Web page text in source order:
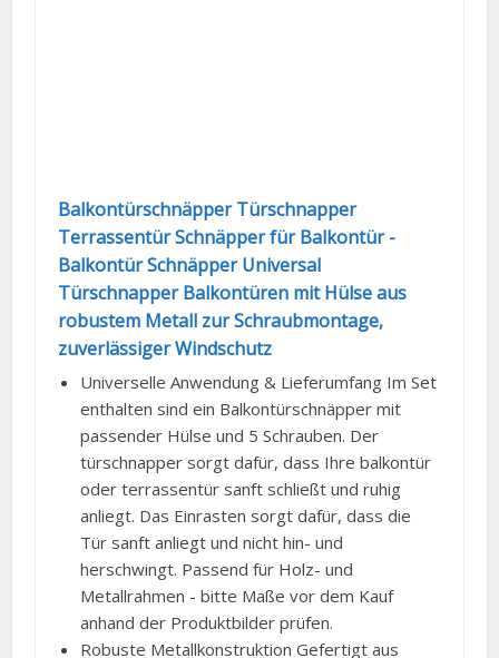
Balkontürschnäpper Türschnapper
Terrassentür Schnäpper für Balkontür -
Balkontür Schnäpper Universal
Türschnapper Balkontüren mit Hülse aus
robustem Metall zur Schraubmontage,
zuverlässiger Windschutz
Universelle Anwendung & Lieferumfang Im Set
enthalten sind ein Balkontürschnäpper mit
passender Hülse und 5 Schrauben. Der
türschnapper sorgt dafür, dass Ihre balkontür
oder terrassentür sanft schließt und ruhig
anliegt. Das Einrasten sorgt dafür, dass die
Tür sanft anliegt und nicht hin- und
herschwingt. Passend für Holz- und
Metallrahmen - bitte Maße vor dem Kauf
anhand der Produktbilder prüfen.
Robuste Metallkonstruktion Gefertigt aus